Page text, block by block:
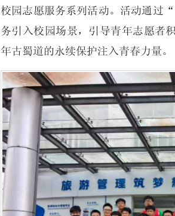
校园志愿服务系列活动。活动通过
务引入校园场景，引导青年志愿者
年古蜀道的永续保护注入青春力量。